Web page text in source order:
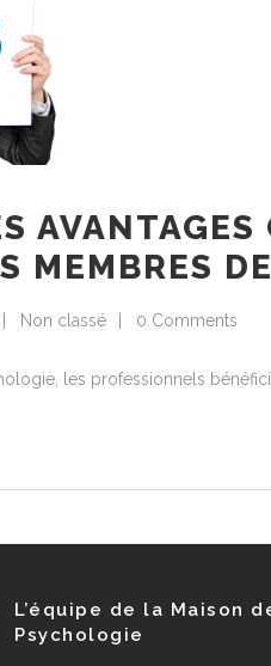
MEMBRES
Non classé 0 Comments
les professionnels
L’équipe de la Maison
Psychologie